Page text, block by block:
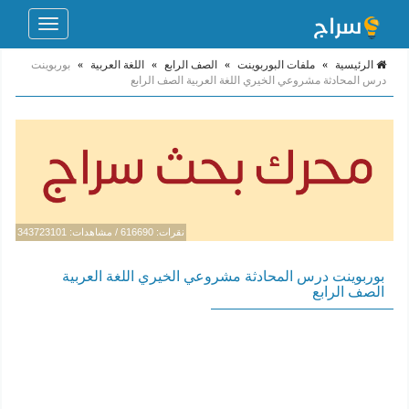
Toggle
الرئيسية » ملفات البوربوينت » الصف الرابع » اللغة العربية » بوربوينت
درس المحادثة مشروعي الخيري اللغة العربية الصف الرابع
نقرات: 616690 / مشاهدات: 343723101
بوربوينت درس المحادثة مشروعي الخيري اللغة العربية
الصف الرابع